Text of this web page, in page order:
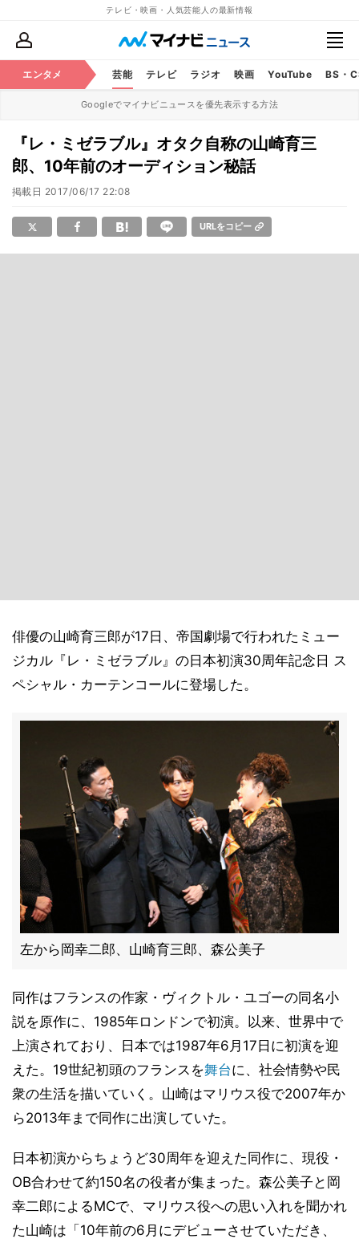
テレビ・映画・人気芸能人の最新情報
エンタメ 芸能 テレビ ラジオ 映画 YouTube BS・
Googleでマイナビニュースを優先表示する方法
『レ・ミゼラブル』オタク自称の山崎育三
郎、10年前のオーディション秘話
掲載日 2017/06/17 22:08
URLをコピー
俳優の山崎育三郎が17日、帝国劇場で行われたミュー
ジカル『レ・ミゼラブル』の日本初演30周年記念日 ス
ペシャル・カーテンコールに登場した。
左から岡幸二郎、山崎育三郎、森公美子
同作はフランスの作家・ヴィクトル・ユゴーの同名小
説を原作に、1985年ロンドンで初演。以来、世界中で
上演されており、日本では1987年6月17日に初演を迎
えた。19世紀初頭のフランスを舞台に、社会情勢や民
衆の生活を描いていく。山崎はマリウス役で2007年か
ら2013年まで同作に出演していた。
日本初演からちょうど30周年を迎えた同作に、現役・
OB合わせて約150名の役者が集まった。森公美子と岡
幸二郎によるMCで、マリウス役への思い入れを聞かれ
た山崎は「10年前の6月にデビューさせていただき、